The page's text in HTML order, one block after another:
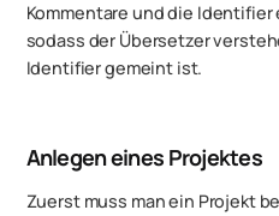
Kommentare und die
sodass der Übersetzer
Identifier gemeint ist.
Anlegen eines Projektes
Zuerst muss man ein Projekt